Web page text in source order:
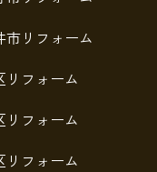
市リフォーム
リフォーム
リフォーム
リフォーム